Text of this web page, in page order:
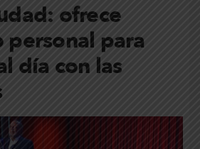
ofrece
personal para
día con las